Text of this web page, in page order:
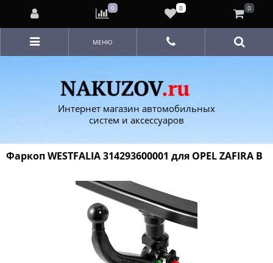
Интернет магазин автомобильных
систем и аксессуаров
МЕНЮ
Фаркоп WESTFALIA 314293600001 для OPEL ZAFIRA B
0 0 0